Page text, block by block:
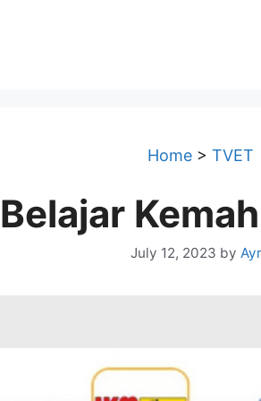
Home> TVET
July 12, 2023 by